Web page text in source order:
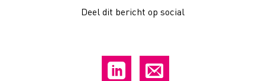
Deel dit bericht op social